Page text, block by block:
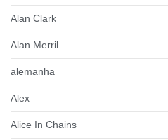
Alan Clark
Alan Merril
alemanha
Alex
Alice In Chains